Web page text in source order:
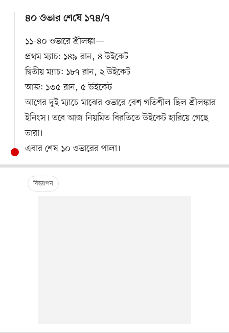
৪০ ওভার শেষে ১৭৪/৭
১১-৪০ ওভারে শ্রীলঙ্কা—
প্রথম ম্যাচ: ১৪৯ রান, ৪ উইকেট
দ্বিতীয় ম্যাচ: ১৮৭ রান, ২ উইকেট
আজ: ১৩৫ রান, ৫ উইকেট
আগের দুই ম্যাচে মাঝের ওভারে বেশ গতিশীল ছিল শ্রীলঙ্কার
ইনিংস। তবে আজ নিয়মিত বিরতিতে উইকেট হারিয়ে গেছে
তারা।
এবার শেষ ১০ ওভারের পালা।